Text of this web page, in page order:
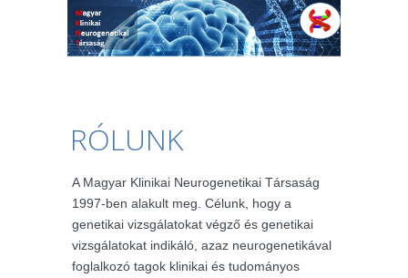
RÓLUNK
A Magyar Klinikai Neurogenetikai Társaság
1997-ben alakult meg. Célunk, hogy a
genetikai vizsgálatokat végző és genetikai
vizsgálatokat indikáló, azaz neurogenetikával
foglalkozó tagok klinikai és tudományos